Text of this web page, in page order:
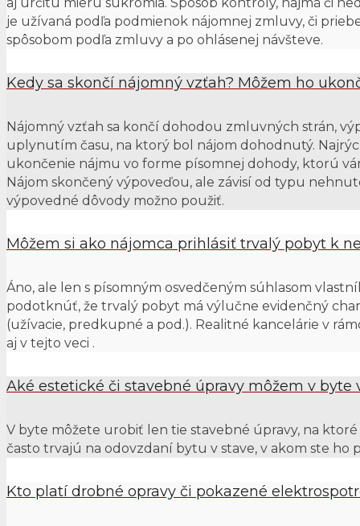
je užívaná podľa podmienok nájomnej zmluvy, či
spôsobom podľa zmluvy a po ohlásenej návšteve.
Kedy sa skončí nájomný vzťah? Môžem ho
Nájomný vzťah sa končí dohodou zmluvných strán,
uplynutím času, na ktorý bol nájom dohodnutý.
ukončenie nájmu vo forme písomnej dohody, ktorú
Nájom skončený výpoveďou, ale závisí od typu
výpovedné dôvody možno použiť.
Môžem si ako nájomca prihlásiť trvalý pobyt k
Áno, ale len s písomným osvedčeným súhlasom
podotknúť, že trvalý pobyt má výlučne evidenčný
(užívacie, predkupné a pod.). Realitné kancelárie v
aj v tejto veci .
Aké estetické či stavebné úpravy môžem v byte
V byte môžete urobiť len tie stavebné úpravy, na
často trvajú na odovzdaní bytu v stave, v akom ste ho
Kto platí drobné opravy či pokazené